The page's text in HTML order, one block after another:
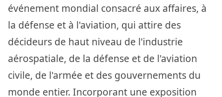
événement mondial consacré aux affaires, à
la défense et à l'aviation, qui attire des
décideurs de haut niveau de l'industrie
aérospatiale, de la défense et de l'aviation
civile, de l'armée et des gouvernements du
monde entier. Incorporant une exposition